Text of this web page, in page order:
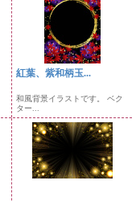
紅葉、紫和柄玉...
和風背景イラストです。 ベク
ター...